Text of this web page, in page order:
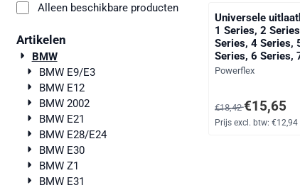
Alleen beschikbare producten
Artikelen
BMW
BMW E9/E3
BMW E12
BMW 2002
BMW E21
BMW E28/E24
BMW E30
BMW Z1
BMW E31
Universele
1 Series, 2
Series, 4 Series,
Series, 6 Series,
Series, 8 Series, X
Clubman Gen 2,
F56 Gen 3, F57
Merk:
Powerflex
Van 18,42 voor
€18,42€15,65
Prijs excl. btw: €12,94